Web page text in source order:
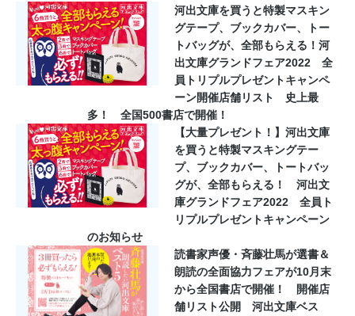
河出文庫を買うと特製マスキン
グテープ、ブックカバー、トー
トバッグが、全部もらえる！河
出文庫グランドフェア2022 全
員トリプルプレゼントキャンペ
ーン開催店舗リスト 史上最
多！ 全国500書店で開催！
【大量プレゼント！】河出文庫
を買うと特製マスキングテー
プ、ブックカバー、トートバッ
グが、全部もらえる！ 河出文
庫グランドフェア2022 全員ト
リプルプレゼントキャンペーン
のお知らせ
読書家声優・斉藤壮馬が選書＆
朗読の全面協力フェアが10月末
から全国書店で開催！ 開催店
舗リスト公開 河出文庫ベス